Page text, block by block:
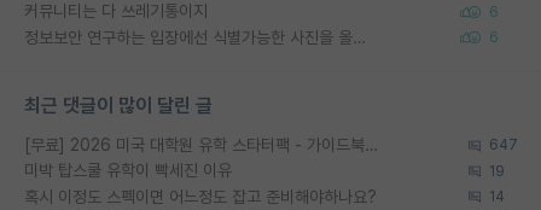
커뮤니티는 다 쓰레기통이지 6
정보보안 연구하는 입장에선 식별가능한 사진을 올리는건 비추이긴함 6
최근 댓글이 많이 달린 글
[무료] 2026 미국 대학원 유학 스타터팩 - 가이드북 & 합격자 컨택메일 템플릿 647
미박 탑스쿨 유학이 빡세진 이유 19
혹시 이정도 스펙이면 어느정도 잡고 준비해야하나요? 14